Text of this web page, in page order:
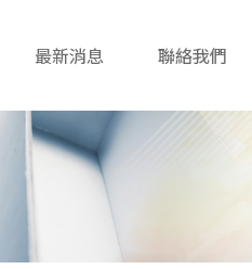
最新消息 聯絡我們